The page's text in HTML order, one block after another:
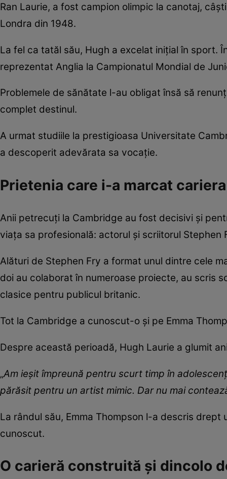
Ran Laurie, a fost campion olimpic la canotaj,
Londra din 1948.
La fel ca tatăl său, Hugh a excelat inițial în sport.
reprezentat Anglia la Campionatul Mondial de
Problemele de sănătate l-au obligat însă să
complet destinul.
A urmat studiile la prestigioasa Universitate
a descoperit adevărata sa vocație.
Prietenia care i-a marcat cariera
Anii petrecuți la Cambridge au fost decisivi și
viața sa profesională: actorul și scriitorul Stephen
Alături de Stephen Fry a format unul dintre cele
doi au colaborat în numeroase proiecte, au scris
clasice pentru publicul britanic.
Tot la Cambridge a cunoscut-o și pe Emma
Despre această perioadă, Hugh Laurie a glumit
„Am ieșit împreună pentru scurt timp în
părăsit pentru un artist mimic. Dar nu mai
La rândul său, Emma Thompson l-a descris
cunoscut.
O carieră construită și dincolo